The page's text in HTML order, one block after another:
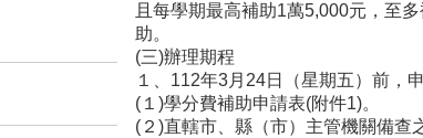
且每學期最高補助1萬5,000元，至
助。
(三)辦理期程
１、112年3月24日（星期五）前，
(１)學分費補助申請表(附件1)。
(２)直轄市、縣（市）主管機關備查